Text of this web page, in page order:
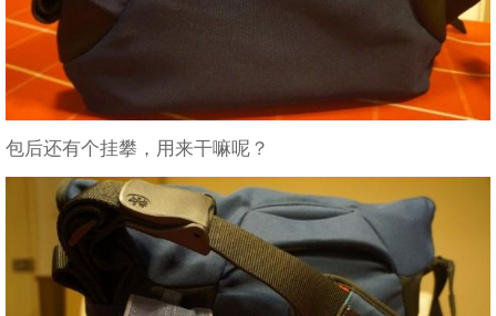
包后还有个挂攀，用来干嘛呢？